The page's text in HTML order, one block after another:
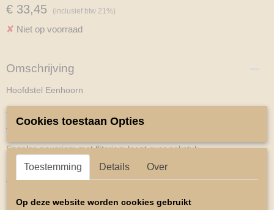
€ 33,45 (inclusief btw 21%)
✘ Niet op voorraad
Omschrijving
Hoofdstel Eenhoorn
zeer mooi hoofdstel met kleurrijke vulling van kwaliteits leer.
verhoogde front-en neusriem.
Engelse neusriem met flitsriem loopt over nekstuk.
Keelgrendel is aan beide zijden verstelbaar door middel van
doorngespen.
Neusriem en kinstuk volledig onderlegd in de kleur Rood
Cookies toestaan Opties
Toestemming Details Over
Op deze website worden cookies gebruikt